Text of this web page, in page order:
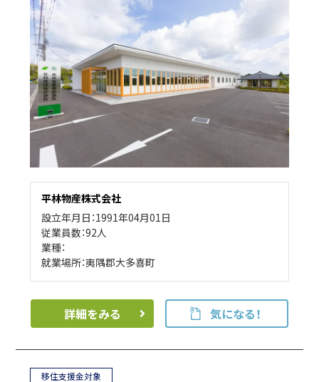
平林物産株式会社
設立年月日：1991年04月01日
従業員数：92人
業種：
就業場所：夷隅郡大多喜町
詳細をみる 気になる！
移住支援金対象